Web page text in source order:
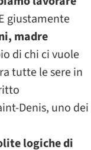
giustamente
madre
di chi ci vuole
tutte le sere in
Denis, uno dei
logiche di